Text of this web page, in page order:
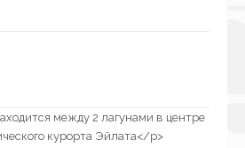
между 2 лагунами в центре
курорта Эйлата</p>